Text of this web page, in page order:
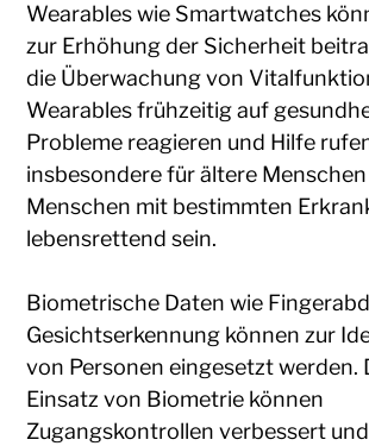
Wearables wie Smartwatches
zur Erhöhung der Sicherheit
die Überwachung von
Wearables frühzeitig auf
Probleme reagieren und Hilfe
insbesondere für ältere
Menschen mit bestimmten
lebensrettend sein.
Biometrische Daten wie
Gesichtserkennung können zur
von Personen eingesetzt werden.
Einsatz von Biometrie können
Zugangskontrollen verbessert